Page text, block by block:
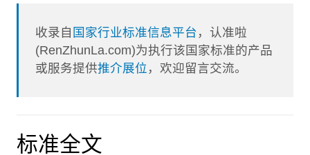
收录自 国家行业标准信息平台 ，认准啦
(RenZhunLa.com)为执行该国家标准的产品
或服务提供推介展位 ，欢迎留言交流。
标准全文